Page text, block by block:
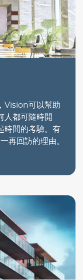
Vision可以幫助
人都可隨時開
時間的考驗。有
再回訪的理由。